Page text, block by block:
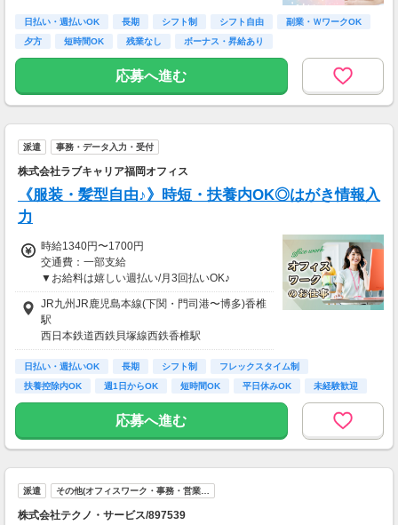
◎日勤／未経験の場合
・日収(1,350*8)円（時給1,350円×8h）
※資格手当あり（時給50円～UP/資格の種類に
よって異なる）
支払方法：日払い・週払い
週払い：金曜日締め最短翌週火曜日にお給料GE
T♪
※交通費：別途全額支給
※車・バイク通勤に関して施設により異なる場
合あり（応相談）
日払い・週払いOK 長期 シフト制 シフト自由
副業・ＷワークOK
夕方
短時間OK 残業なし ボーナス・昇給あり
応募へ進む
派遣 事務・データ入力・受付
株式会社ラブキャリア福岡オフィス
《服装・髪型自由♪》時短・扶養内OK◎はがき情報入
力
時給1340円〜1700円
交通費：一部支給
▼お給料は嬉しい週払い/月3回払いOK♪
※経験・業務内容により異なります。
≪収入例≫
●週2の場合
＝【月収8万5,760円】
●週5の場合
時給1,340円 × 8h × 週5日勤務（22日）
＝【月収23万5,840円】
「自分に合った働き方を探したい」
「レアなお仕事ないかな？」
「期間限定で働きたい！」
JR九州JR鹿児島本線(下関・門司港〜博多)香椎
駅
西日本鉄道西鉄貝塚線西鉄香椎駅
西日本鉄道西鉄貝塚線香椎宮前駅
日払い・週払いOK 長期 シフト制
フレックスタイム制
扶養控除内OK
週1日からOK 短時間OK 平日休みOK 未経験歓迎
応募へ進む
派遣 その他(オフィスワーク・事務・営業…
株式会社テクノ・サービス/897539